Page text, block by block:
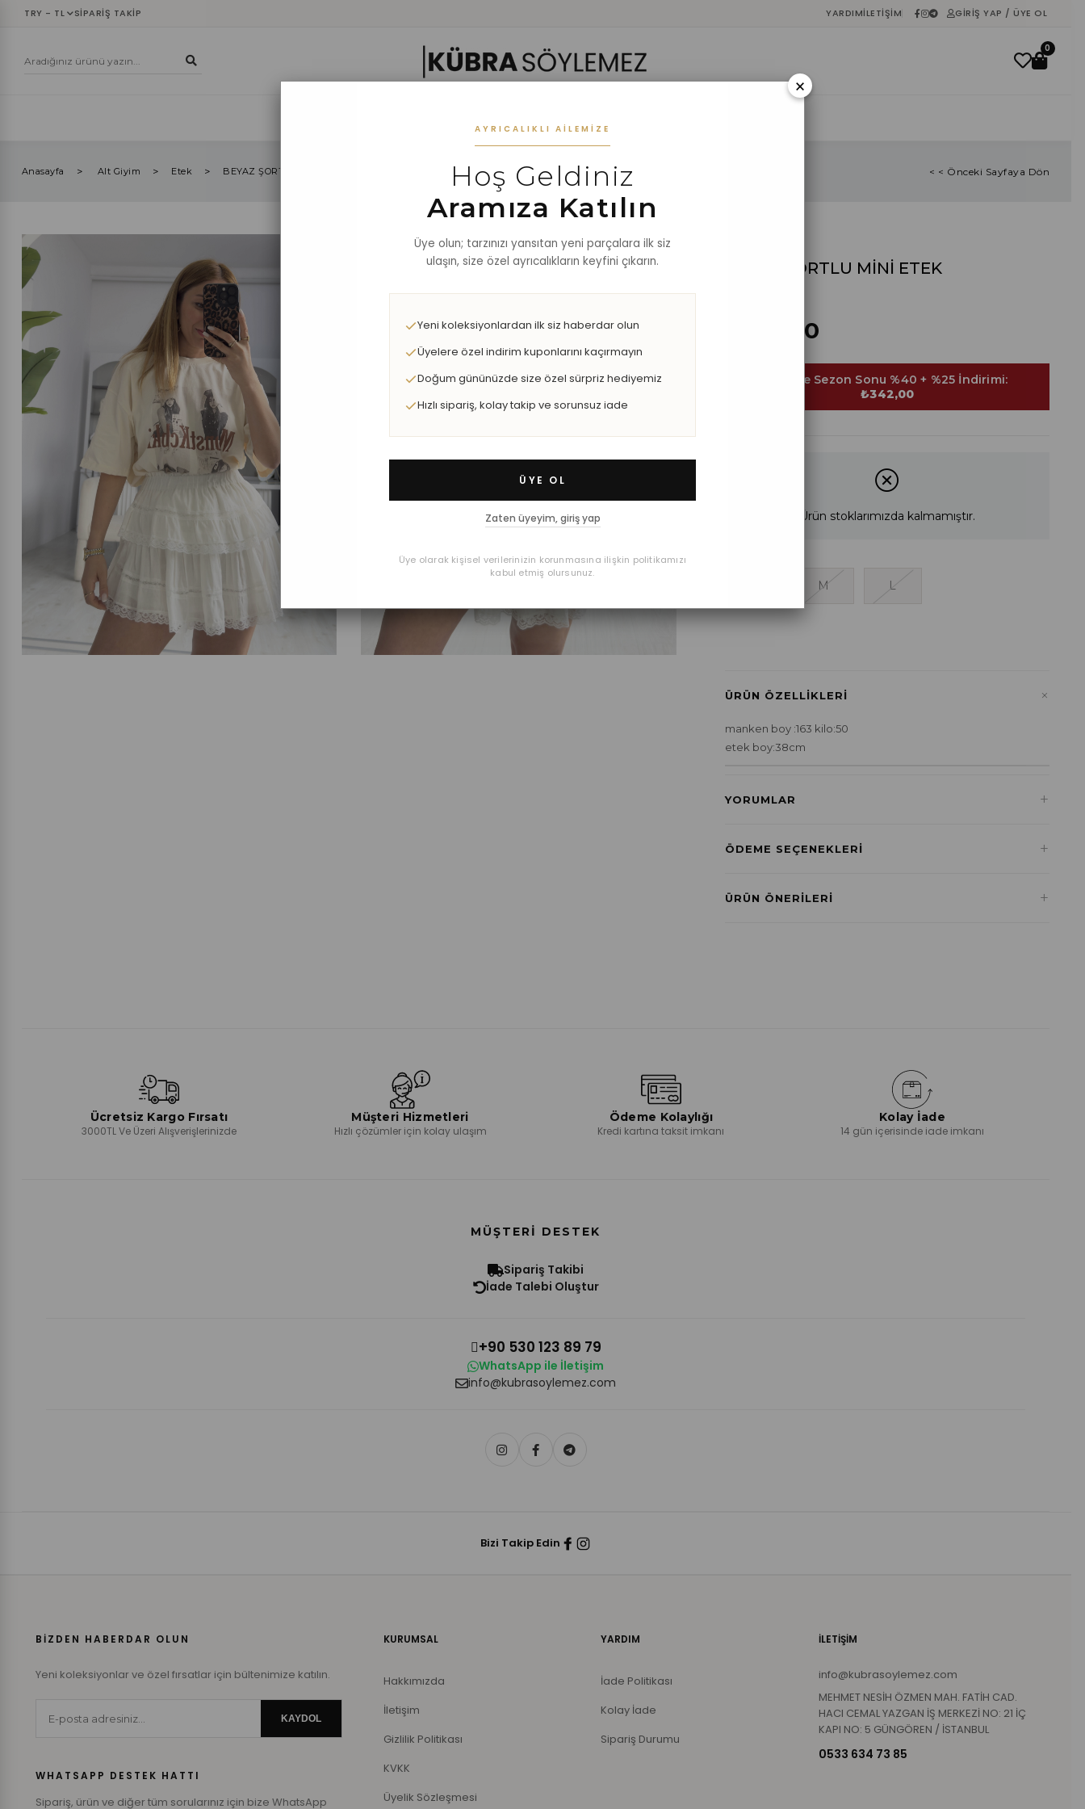
TRY - TL SIPARIŞ TAKIP YARDIMİLETIŞIM GIRIŞ YAP / ÜYE OL
0
Anasayfa Alt Giyim Etek BEYAZ ŞORTLU MİNİ ETEK < < Önceki Sayfaya Dön
BEYAZ ŞORTLU MİNİ ETEK
₺456,00
Sepette Sezon Sonu %40 + %25 İndirimi:
₺342,00
Ürün stoklarımızda kalmamıştır.
M L
ÜRÜN ÖZELLIKLERI +
manken boy :163 kilo:50
etek boy:38cm
YORUMLAR +
ÖDEME SEÇENEKLERI +
Havale ile Ödeme
ÜRÜN ÖNERILERI +
Ücretsiz Kargo Fırsatı
3000TL Ve Üzeri Alışverişlerinizde
Müşteri Hizmetleri
Hızlı çözümler için kolay ulaşım
Ödeme Kolaylığı
Kredi kartına taksit imkanı
Kolay İade
14 gün içerisinde iade imkanı
MÜŞTERI DESTEK
Sipariş Takibi
İade Talebi Oluştur
+90 530 123 89 79
WhatsApp ile İletişim
info@kubrasoylemez.com
Bizi Takip Edin
BİZDEN HABERDAR OLUN
Yeni koleksiyonlar ve özel fırsatlar için bültenimize katılın.
KAYDOL
WHATSAPP DESTEK HATTI
Sipariş, ürün ve diğer tüm sorularınız için bize WhatsApp
KURUMSAL
Hakkımızda
İletişim
Gizlilik Politikası
KVKK
Üyelik Sözleşmesi
YARDIM
İade Politikası
Kolay İade
Sipariş Durumu
İLETİŞİM
info@kubrasoylemez.com
MEHMET NESİH ÖZMEN MAH. FATİH CAD.
HACI CEMAL YAZGAN İŞ MERKEZİ NO: 21 İÇ
KAPI NO: 5 GÜNGÖREN / İSTANBUL
0533 634 73 85
×
AYRICALIKLI AILEMIZE
Hoş Geldiniz
Aramıza Katılın
Üye olun; tarzınızı yansıtan yeni parçalara ilk siz
ulaşın, size özel ayrıcalıkların keyfini çıkarın.
Yeni koleksiyonlardan ilk siz haberdar olun
Üyelere özel indirim kuponlarını kaçırmayın
Doğum gününüzde size özel sürpriz hediyemiz
Hızlı sipariş, kolay takip ve sorunsuz iade
ÜYE OL
Zaten üyeyim, giriş yap
Üye olarak kişisel verilerinizin korunmasına ilişkin politikamızı
kabul etmiş olursunuz.